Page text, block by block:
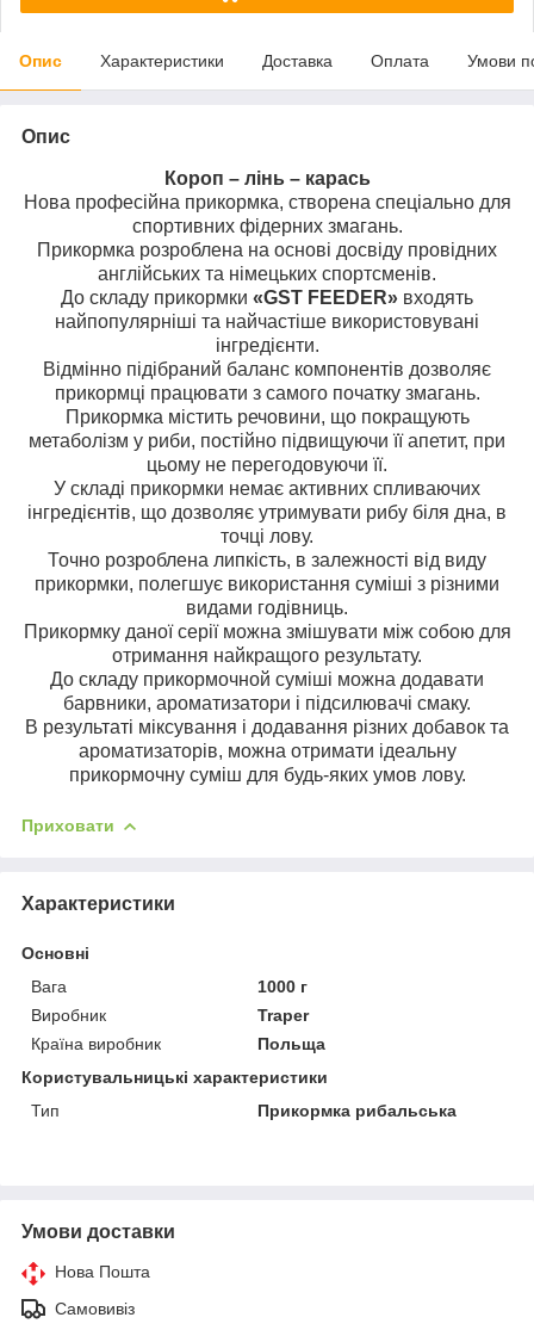
Опис Характеристики Доставка Оплата Умови
Опис
Короп – лінь – карась
Нова професійна прикормка, створена спеціально для
спортивних фідерних змагань.
Прикормка розроблена на основі досвіду провідних
англійських та німецьких спортсменів.
До складу прикормки «GST FEEDER» входять
найпопулярніші та найчастіше використовувані
інгредієнти.
Відмінно підібраний баланс компонентів дозволяє
прикормці працювати з самого початку змагань.
Прикормка містить речовини, що покращують
метаболізм у риби, постійно підвищуючи її апетит, при
цьому не перегодовуючи її.
У складі прикормки немає активних спливаючих
інгредієнтів, що дозволяє утримувати рибу біля дна, в
точці лову.
Точно розроблена липкість, в залежності від виду
прикормки, полегшує використання суміші з різними
видами годівниць.
Прикормку даної серії можна змішувати між собою для
отримання найкращого результату.
До складу прикормочной суміші можна додавати
барвники, ароматизатори і підсилювачі смаку.
В результаті міксування і додавання різних добавок та
ароматизаторів, можна отримати ідеальну
прикормочну суміш для будь-яких умов лову.
Приховати
Характеристики
Основні
Вага
1000 г
Виробник
Traper
Країна виробник
Польща
Користувальницькі характеристики
Тип
Прикормка рибальська
Умови доставки
Нова Пошта
Самовивіз